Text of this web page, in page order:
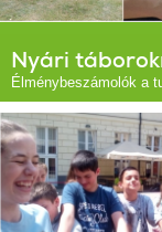
Nyári
Élménybeszámolók a